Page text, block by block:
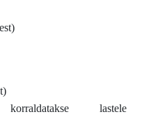
lastele